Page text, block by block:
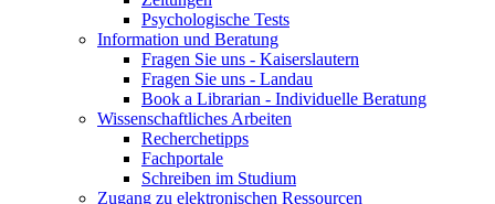
Psychologische Tests
Information und Beratung
Fragen Sie uns - Kaiserslautern
Fragen Sie uns - Landau
Book a Librarian - Individuelle Beratung
Wissenschaftliches Arbeiten
Recherchetipps
Fachportale
Schreiben im Studium
Zugang zu elektronischen Ressourcen